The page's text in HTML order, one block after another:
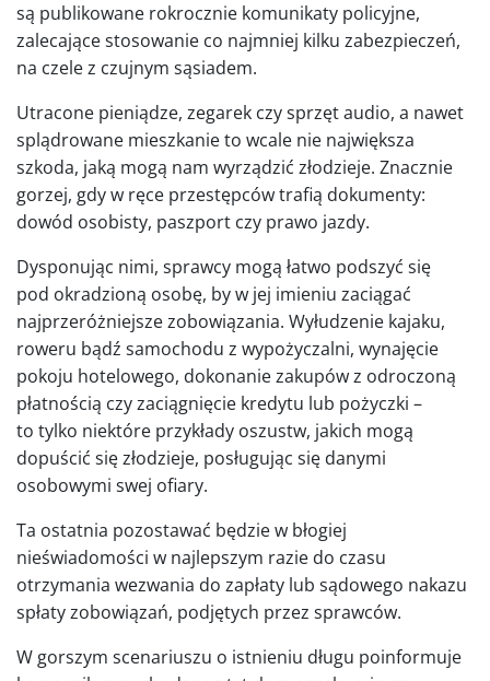
są publikowane rokrocznie komunikaty policyjne,
zalecające stosowanie co najmniej kilku zabezpieczeń,
na czele z czujnym sąsiadem.
Utracone pieniądze, zegarek czy sprzęt audio, a nawet
splądrowane mieszkanie to wcale nie największa
szkoda, jaką mogą nam wyrządzić złodzieje. Znacznie
gorzej, gdy w ręce przestępców trafią dokumenty:
dowód osobisty, paszport czy prawo jazdy.
Dysponując nimi, sprawcy mogą łatwo podszyć się
pod okradzioną osobę, by w jej imieniu zaciągać
najprzeróżniejsze zobowiązania. Wyłudzenie kajaku,
roweru bądź samochodu z wypożyczalni, wynajęcie
pokoju hotelowego, dokonanie zakupów z odroczoną
płatnością czy zaciągnięcie kredytu lub pożyczki –
to tylko niektóre przykłady oszustw, jakich mogą
dopuścić się złodzieje, posługując się danymi
osobowymi swej ofiary.
Ta ostatnia pozostawać będzie w błogiej
nieświadomości w najlepszym razie do czasu
otrzymania wezwania do zapłaty lub sądowego nakazu
spłaty zobowiązań, podjętych przez sprawców.
W gorszym scenariuszu o istnieniu długu poinformuje